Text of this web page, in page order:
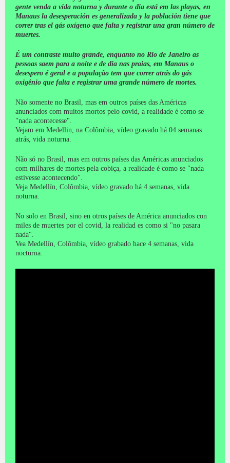
gente venda a vida noturna y durante o dia está em las playas, en
Manaus la desesperación es generalizada y la población tiene que
correr tras el gás oxígeno que falta y registrar una gran número de
muertes.
É um contraste muito grande, enquanto no Rio de Janeiro as
pessoas saem para a noite e de dia nas praias, em Manaus o
desespero é geral e a população tem que correr atrás do gás
oxigênio que falta e registrar uma grande número de mortes.
Não somente no Brasil, mas em outros países das Américas
anunciados com muitos mortos pelo covid, a realidade é como se
"nada acontecesse".
Vejam em Medellin, na Colômbia, vídeo gravado há 04 semanas
atrás, vida noturna.
Não só no Brasil, mas em outros países das Américas anunciados
com milhares de mortes pela cobiça, a realidade é como se "nada
estivesse acontecendo".
Veja Medellín, Colômbia, vídeo gravado há 4 semanas, vida
noturna.
No solo en Brasil, sino en otros países de América anunciados con
miles de muertes por el covid, la realidad es como si "no pasara
nada".
Vea Medellín, Colômbia, vídeo grabado hace 4 semanas, vida
nocturna.